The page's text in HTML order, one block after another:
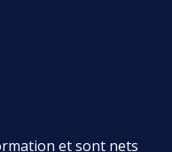
et sont nets